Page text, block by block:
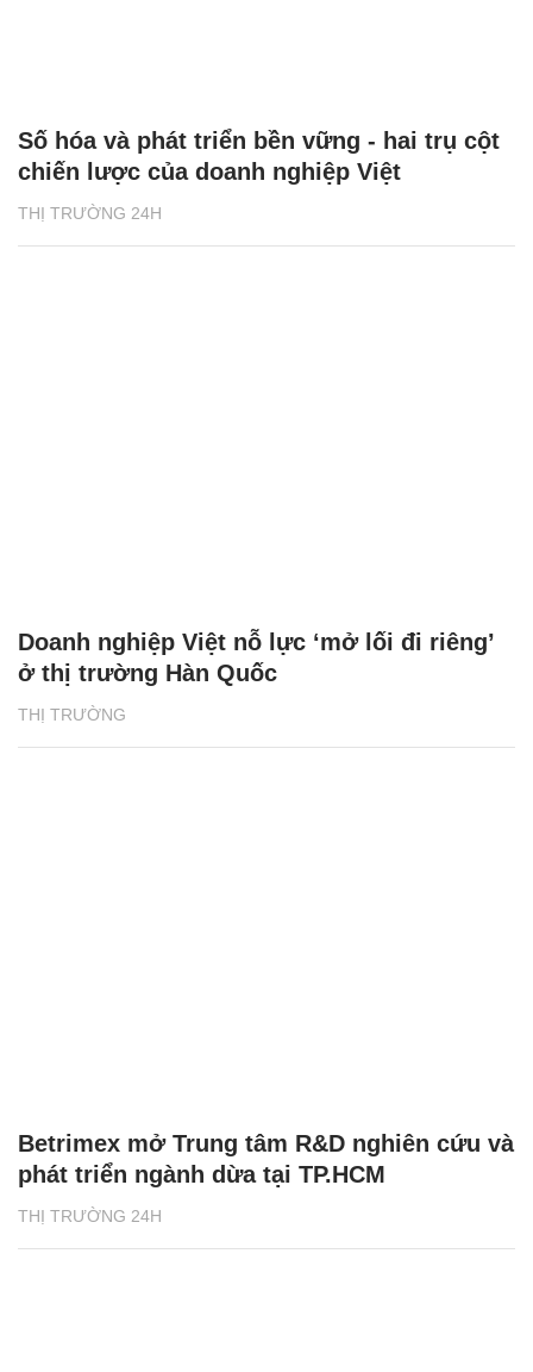
THỊ TRƯỜNG 24H
Số hóa và phát triển bền vững - hai trụ cột
chiến lược của doanh nghiệp Việt
THỊ TRƯỜNG
Doanh nghiệp Việt nỗ lực ‘mở lối đi riêng’
ở thị trường Hàn Quốc
THỊ TRƯỜNG 24H
Betrimex mở Trung tâm R&D nghiên cứu và
phát triển ngành dừa tại TP.HCM